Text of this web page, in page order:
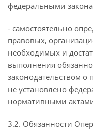
федеральными
- самостоятельно
правовых,
необходимых и
выполнения
законодательством
не установлено
нормативными
3.2. Обязанности